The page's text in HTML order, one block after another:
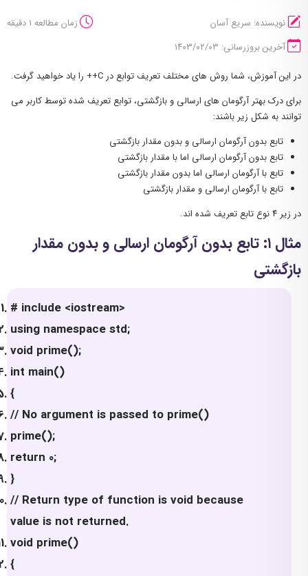
نویسنده: سریع آسان
زمان مطالعه 1 دقیقه
آخرین بروزرسانی: ۱۴۰۳/۰۲/۰۳
در این آموزش، شما روش های مختلف تعریف توابع در C++ را یاد خواهید گرفت.
برای درک بهتر آرگومان های ارسالی و بازگشتی، توابع تعریف شده توسط کاربر می
توانند به شکل زیر باشند:
تابع بدون آرگومان ارسالی و بدون مقدار بازگشتی
تابع بدون آرگومان ارسالی اما با مقدار بازگشتی
تابع با آرگومان ارسالی اما بدون مقدار بازگشتی
تابع با آرگومان ارسالی و مقدار بازگشتی
در زیر ۴ نوع تابع تعریف شده اند.
مثال ۱: تابع بدون آرگومان ارسالی و بدون مقدار
بازگشتی
# include <iostream>
using namespace std;
void prime();
int main()
{
// No argument is passed to prime()
prime();
return 0;
}
// Return type of function is void because
value is not returned.
void prime()
{